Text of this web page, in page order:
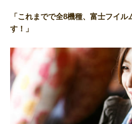
「これまでで全8機種、富士フイ
す！」